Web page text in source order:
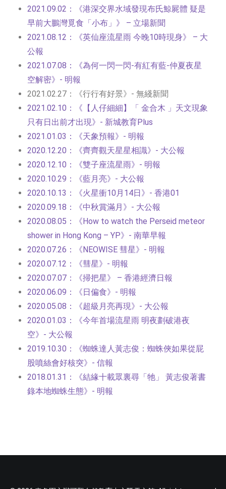
2021.09.02：《港深交界水域發現布氏鯨屍體 疑是
早前大鵬灣覓食「小布」》 – 立場新聞
2021.08.12：《英仙座流星雨 今晚10時現身》 – 大
公報
2021.07.08：《為何一閃一閃-有紅有藍-仲夏夜星
空解密》- 明報
2021.02.27：《行行有好景》- 無綫新聞
2021.02.10：《【人仔細細】「 金合木 」天文現象
只有日出前才出現》- 新城教育Plus
2021.01.03：《天象預報》- 明報
2020.12.20：《齊齊觀天星星相識》- 大公報
2020.12.10：《雙子座流星雨》- 明報
2020.10.29：《藍月亮》- 大公報
2020.10.13：《火星衝10月14日》- 香港01
2020.09.18：《中秋賞滿月》- 大公報
2020.08.05：《How to watch the Perseid meteor
shower in Hong Kong – YP》- 南華早報
2020.07.26：《NEOWISE 彗星》- 明報
2020.07.12：《彗星》- 明報
2020.07.07：《掃把星》 – 香港經濟日報
2020.06.09：《日偏食》- 明報
2020.05.08：《超級月亮再現》- 大公報
2020.01.03：《今年首場流星雨 明夜劃破港夜
空》- 大公報
2019.10.30：《蜘蛛達人黃志俊：蜘蛛俠如果從屁
股噴絲會好核突》- 信報
2018.01.31：《結緣十載眾裏尋「牠」 黃志俊著書
錄本地蜘蛛生態》- 明報